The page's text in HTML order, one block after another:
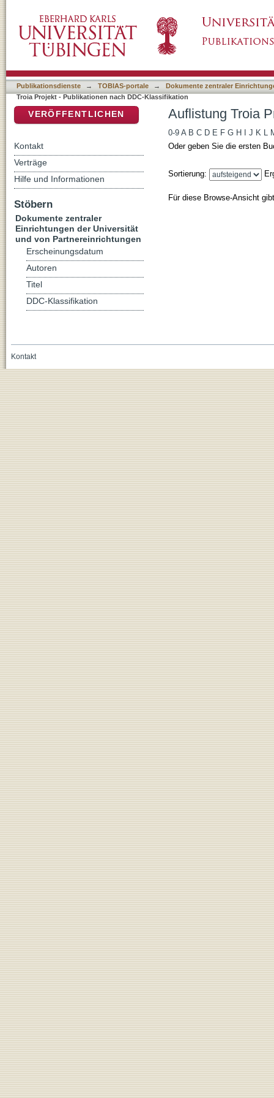
Publikationsdienste → TOBIAS-portale →
Dokumente zentraler
Troia Projekt - Publikationen nach DDC-Klassifikation
Auflistung Troia
0-9 A B C D E F G H J K L
Oder geben Sie die ersten
Sortierung:
Für diese Browse-Ansicht
VERÖFFENTLICHEN
Kontakt
Verträge
Hilfe und Informationen
Stöbern
Dokumente zentraler
Einrichtungen der Universität
und von Partnereinrichtungen
Erscheinungsdatum
Autoren
Titel
DDC-Klassifikation
Kontakt